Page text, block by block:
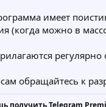
имеет
(когда можно в
обращайтесь к
получить Telegram